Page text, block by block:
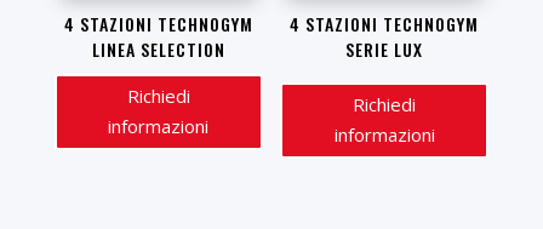
4 STAZIONI TECHNOGYM
LINEA SELECTION
Richiedi
informazioni
4 STAZIONI TECHNOGYM
SERIE LUX
Richiedi
informazioni